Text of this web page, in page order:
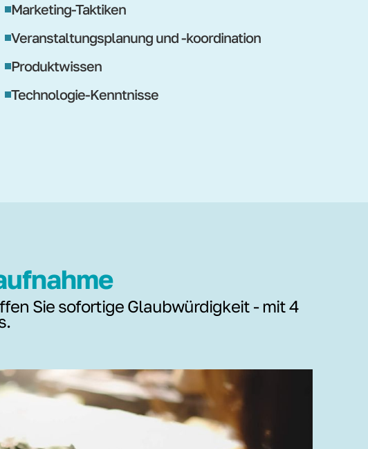
Marketing-Taktiken
Veranstaltungsplanung und -koordination
Produktwissen
Technologie-Kenntnisse
Sie sofortige Glaubwürdigkeit - mit 4